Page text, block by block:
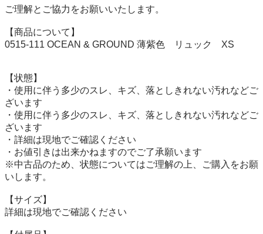
ご理解とご協力をお願いいたします。
【商品について】
0515-111 OCEAN & GROUND 薄紫色　リュック　XS
【状態】
・使用に伴う多少のスレ、キズ、落としきれない汚れなどご
ざいます
・使用に伴う多少のスレ、キズ、落としきれない汚れなどご
ざいます
・詳細は現地でご確認ください
・お値引きは出来かねますのでご了承願います
※中古品のため、状態についてはご理解の上、ご購入をお願
いします。
【サイズ】
詳細は現地でご確認ください